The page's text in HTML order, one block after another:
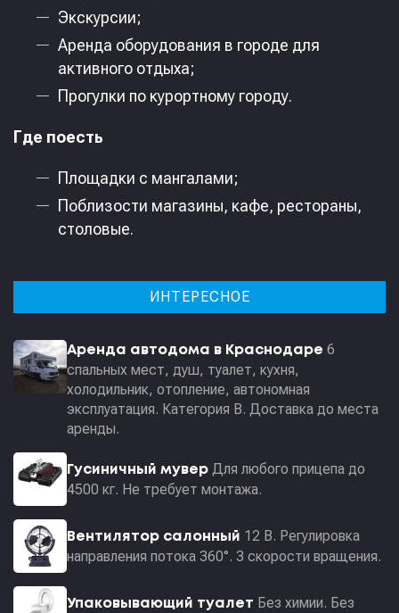
Экскурсии;
Аренда оборудования в городе для
активного отдыха;
Прогулки по курортному городу.
Где поесть
Площадки с мангалами;
Поблизости магазины, кафе, рестораны,
столовые.
ИНТЕРЕСНОЕ
Аренда автодома в Краснодаре 6
спальных мест, душ, туалет, кухня,
холодильник, отопление, автономная
эксплуатация. Категория В. Доставка до места
аренды.
Гусиничный мувер Для любого прицепа до
4500 кг. Не требует монтажа.
Вентилятор салонный 12 В. Регулировка
направления потока 360°. 3 скорости вращения.
Упаковывающий туалет Без химии. Без